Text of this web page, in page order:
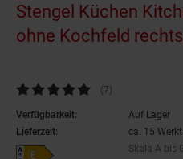
Stengel Küchen
ohne Kochfeld
Kundenbewertung: 4,86 von 5 Sternen
(7)
Verfügbarkeit:
Auf Lager
Lieferzeit:
ca. 15
Energieeffizienzklasse E auf Skala A bis
Skala A bis